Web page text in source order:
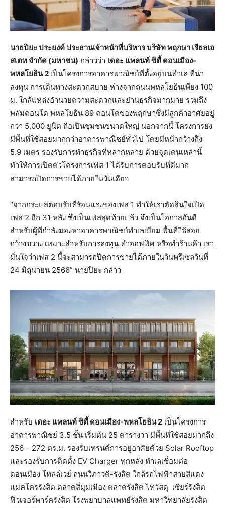
นายปิยะ ประยงค์ ประธานเจ้าหน้าที่บริหาร บริษัท พฤกษา เรียลเอ
สเตท จำกัด (มหาชน) กล่าวว่า เดอะ แพลนท์ ซิตี้ ดอนเมือง-
พหลโยธิน2 เป็นโครงการอาคารพาณิชย์ที่ตั้งอยู่บนทำเล ที่น่า
ลงทุน การเดินทางสะดวกสบาย ห่างจากถนนพหลโยธินเพียง 100
ม. ใกล้แหล่งอำนวยความสะดวกและย่านธุรกิจมากมาย รวมถึง
พลัมคอนโด พหลโยธิน 89 คอนโดของพฤกษาซึ่งมีลูกค้าอาศัยอยู่
กว่า 5,000 ยูนิต ถือเป็นชุมชนขนาดใหญ่ นอกจากนี้ โครงการยัง
มีพื้นที่ใช้สอยมากกว่าอาคารพาณิชย์ทั่วไป โดยมีหน้ากว้างถึง
5.9 เมตร รองรับการทำธุรกิจที่หลากหลาย ด้วยจุดเด่นเหล่านี้
ทำให้การเปิดตัวโครงการเฟส 1 ได้รับการตอบรับที่ดีมาก
สามารถปิดการขายได้ภายในวันเดียว
“จากกระแสตอบรับที่ร้อนแรงของเฟส 1 ทำให้เราตัดสินใจเปิด
เฟส 2 อีก 31 หลัง ซึ่งเป็นเฟสสุดท้ายแล้ว จึงเป็นโอกาสอันดี
สำหรับผู้ที่กำลังมองหาอาคารพาณิชย์ทำเลเยี่ยม พื้นที่ใช้สอย
กว้างขวาง เหมาะสำหรับการลงทุน ทำออฟฟิศ หรือทำร้านค้า เรา
มั่นใจว่าเฟส 2 นี้จะสามารถปิดการขายได้ภายในวันพรีเซลวันที่
24 มิถุนายน 2566” นายปิยะ กล่าว
สำหรับ เดอะ แพลนท์ ซิตี้ ดอนเมือง-พหลโยธิน2 เป็นโครงการ
อาคารพาณิชย์ 3.5 ชั้น เริ่มต้น 25 ตารางวา มีพื้นที่ใช้สอยมากถึง
256 – 272 ตร.ม. รองรับเทรนด์การอยู่อาศัยด้วย Solar Rooftop
และรองรับการติดตั้ง EV Charger ทุกหลัง ทำเลเชื่อมต่อ
ดอนเมือง โทลล์เวย์ ถนนวิภาวดี-รังสิต ใกล้รถไฟฟ้าสายสีแดง
แมคโครรังสิต ตลาดสี่มุมเมือง ตลาดรังสิต ไทวัสดุ เซียร์รังสิต
ฟิวเจอร์พาร์ครังสิต โรงพยาบาลแพทย์รังสิต มหาวิทยาลัยรังสิต